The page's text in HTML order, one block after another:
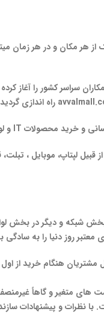
از هر مکان و در هر زمان
لوازم جانبی کامپیوتر و اسپیکر های حرفه ای کار خود را آغاز نموده و
راه اندازی
و خرید محصولات IT و
قبیل لپتاپ، موبایل ،
متغیر و گاهاً
با نظرات و پیشنهادات